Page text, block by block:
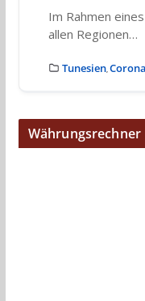
Im Rahmen
allen Regionen…
Tunesien, Corona
Währungsrechner